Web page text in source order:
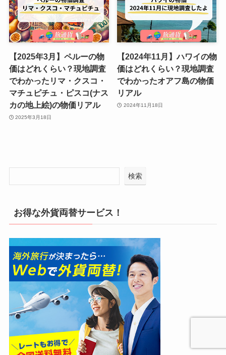
【2025年3月】ペルーの物
価はどれくらい？現地調査
でわかったリマ・クスコ・
マチュピチュ・ピスコ(ナス
カの地上絵)の物価リアル
2025年3月18日
【2024年11月】ハワイの物
価はどれくらい？現地調査
でわかったオアフ島の物価
リアル
2024年11月18日
検索
お得な外貨両替サービス！